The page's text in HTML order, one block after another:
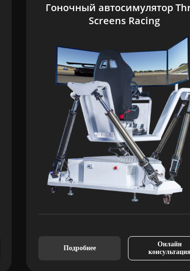
Гоночный автосимулятор
Screens Racing
Подробнее
Онлайн
консультация